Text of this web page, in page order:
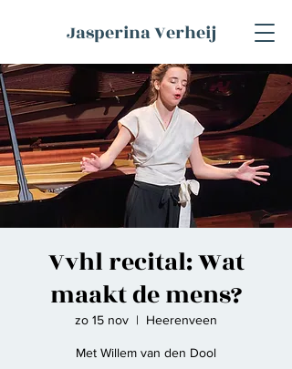
Jasperina Verheij
Vvhl recital: Wat
maakt de mens?
zo 15 nov
  |
Heerenveen
Met Willem van den Dool